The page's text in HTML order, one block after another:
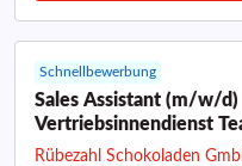
Schnellbewerbung
Sales Assistant (m/w/d)
Vertriebsinnendienst
Label
Rübezahl Schokoladen